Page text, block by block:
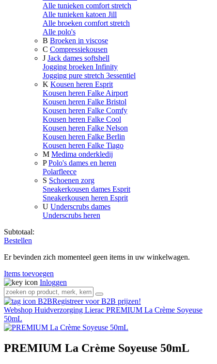
Alle tunieken comfort stretch
Alle tunieken katoen Jill
Alle broeken comfort stretch
Alle polo's
B Broeken in viscose
C Compressiekousen
J Jack dames softshell
Jogging broeken Infinity
Jogging pure stretch 3essentiel
K Kousen heren Esprit
Kousen heren Falke Airport
Kousen heren Falke Bristol
Kousen heren Falke Comfy
Kousen heren Falke Cool
Kousen heren Falke Nelson
Kousen heren Falke Berlin
Kousen heren Falke Tiago
M Medima onderkledij
P Polo's dames en heren
Polarfleece
S Schoenen zorg
Sneakerkousen dames Esprit
Sneakerkousen heren Esprit
U Underscrubs dames
Underscrubs heren
Subtotaal:
Bestellen
Er bevinden zich momenteel geen items in uw winkelwagen.
Items toevoegen
Inloggen
Registreer voor B2B prijzen!
Webshop Huidverzorging Lierac PREMIUM La Crème Soyeuse
50mL
PREMIUM La Crème Soyeuse 50mL